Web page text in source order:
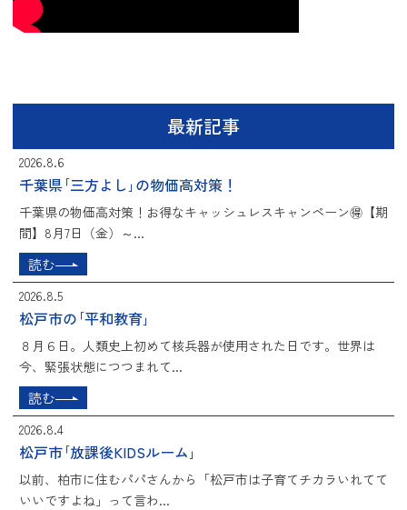
最新記事
2026.8.6
千葉県｢三方よし｣の物価高対策！
千葉県の物価高対策！お得なキャッシュレスキャンペーン🉐【期
間】8月7日（金）～...
読む
2026.8.5
松戸市の｢平和教育｣
８月６日。人類史上初めて核兵器が使用された日です。世界は
今、緊張状態につつまれて...
読む
2026.8.4
松戸市｢放課後KIDSルーム｣
以前、柏市に住むパパさんから「松戸市は子育てチカラいれてて
いいですよね」って言わ...